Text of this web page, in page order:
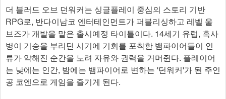
더 블러드 오브 던워커는 싱글플레이 중심의 스토리 기반
RPG로, 반다이남코 엔터테인먼트가 퍼블리싱하고 레벨 울
브즈가 개발을 맡은 출시예정 타이틀이다. 14세기 유럽, 흑사
병이 기승을 부리던 시기에 기회를 포착한 뱀파이어들이 인
류가 약해진 순간을 노려 자유와 권력을 거머쥔다. 플레이어
는 낮에는 인간, 밤에는 뱀파이어로 변하는 '던워커'가 된 주인
공 코엔으로 게임을 즐기게 된다.